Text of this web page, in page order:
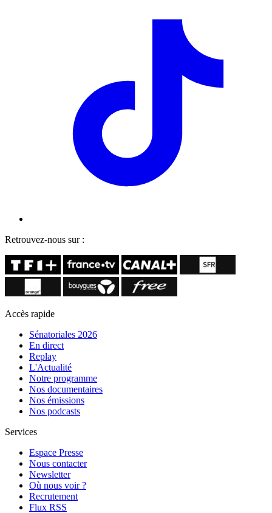
Retrouvez-nous sur :
Accès rapide
Sénatoriales 2026
En direct
Replay
L'Actualité
Notre programme
Nos documentaires
Nos émissions
Nos podcasts
Services
Espace Presse
Nous contacter
Newsletter
Où nous voir ?
Recrutement
Flux RSS